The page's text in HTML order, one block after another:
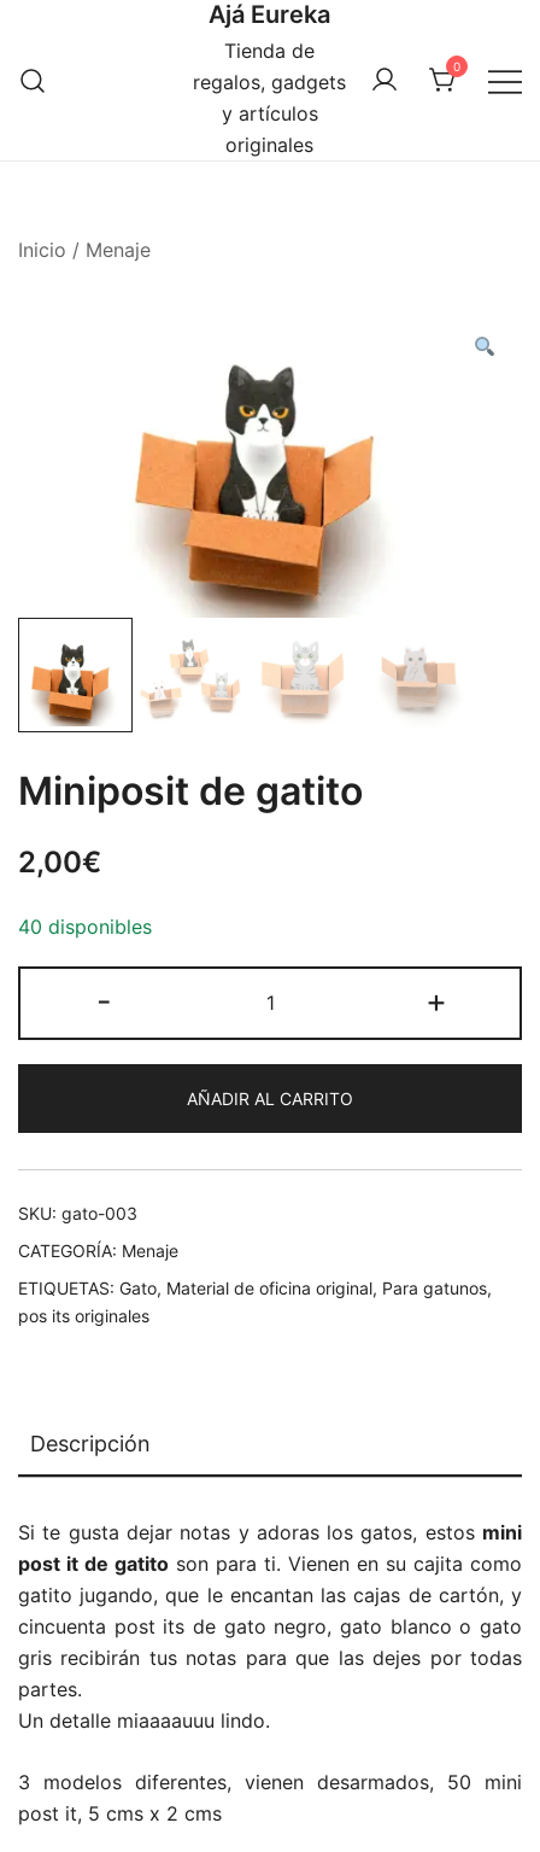
contenido
Ajá Eureka
Tienda de
regalos, gadgets
y artículos
originales
0
Inicio / Menaje
Miniposit de gatito
2,00€
40 disponibles
-
de
gatito
+
AÑADIR AL CARRITO
SKU: gato-003
CATEGORÍA: Menaje
ETIQUETAS: Gato, Material de oficina original, Para gatunos,
pos its originales
Descripción
Si te gusta dejar notas y adoras los gatos, estos mini
post it de gatito son para ti. Vienen en su cajita como
gatito jugando, que le encantan las cajas de cartón, y
cincuenta post its de gato negro, gato blanco o gato
gris recibirán tus notas para que las dejes por todas
partes.
Un detalle miaaaauuu lindo.
3 modelos diferentes, vienen desarmados, 50 mini
post it, 5 cms x 2 cms